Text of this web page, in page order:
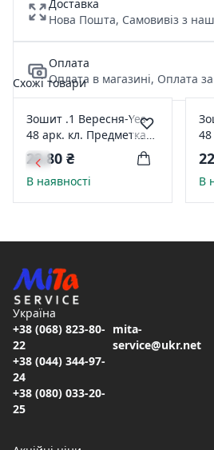
Доставка
Нова Пошта, Самовивіз з
Оплата
Оплата в магазині, Оплата
Схожі товари
Зошит .1 Вересня-Yes
48 арк. кл. Предметка
Фізика ( WORKBOOK )
764878
22,80 ₴
В наявності В
Україна
+38 (068) 823-80-
22
+38 (044) 344-97-
24
+38 (080) 033-20-
25
mita-
service@ukr.net